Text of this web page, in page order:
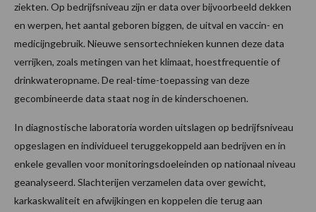
ziekten. Op bedrijfsniveau zijn er data over bijvoorbeeld dekken
en werpen, het aantal geboren biggen, de uitval en vaccin- en
medicijngebruik. Nieuwe sensortechnieken kunnen deze data
verrijken, zoals metingen van het klimaat, hoestfrequentie of
drinkwateropname. De real-time-toepassing van deze
gecombineerde data staat nog in de kinderschoenen.
In diagnostische laboratoria worden uitslagen op bedrijfsniveau
opgeslagen en individueel teruggekoppeld aan bedrijven en in
enkele gevallen voor monitoringsdoeleinden op nationaal niveau
geanalyseerd. Slachterijen verzamelen data over gewicht,
karkaskwaliteit en afwijkingen en koppelen die terug aan